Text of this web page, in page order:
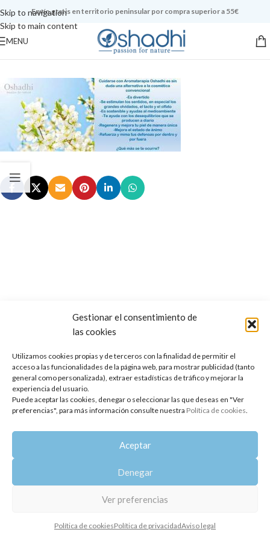
Gestionar el consentimiento de
las cookies
Utilizamos cookies propias y de terceros con la finalidad de permitir el
acceso a las funcionalidades de la página web, para mostrar publicidad (tanto
general como personalizada), extraer estadísticas de tráfico y mejorar la
experiencia del usuario.
Puede aceptar las cookies, denegar o seleccionar las que deseas en "Ver
preferencias", para más información consulte nuestra Política de cookies.
Aceptar
Denegar
Ver preferencias
Política de cookiesPolítica de privacidadAviso legal
Skip to navigation
Skip to main content
Envío gratis en territorio peninsular por compra superior a 55€
MENU
Copyright 2014-2025
Política de privacidad Aviso legal | Política de cookies